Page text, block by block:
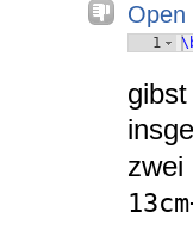
Open
1
zwei